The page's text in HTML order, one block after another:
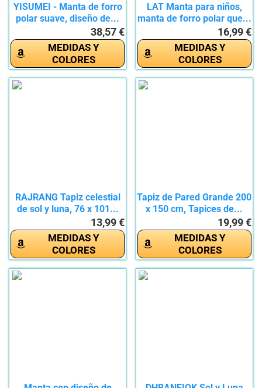
YISUMEI - Manta de forro
polar suave, diseño de...
38,57 €
MEDIDAS Y
COLORES
LAT Manta para niños,
manta de forro polar que...
16,99 €
MEDIDAS Y
COLORES
RAJRANG Tapiz celestial
de sol y luna, 76 x 101...
13,99 €
MEDIDAS Y
COLORES
Tapiz de Pared Grande 200
x 150 cm, Tapices de...
19,99 €
MEDIDAS Y
COLORES